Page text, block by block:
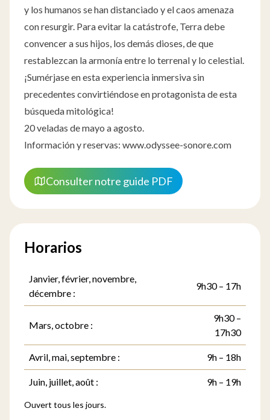
y los humanos se han distanciado y el caos amenaza
con resurgir. Para evitar la catástrofe, Terra debe
convencer a sus hijos, los demás dioses, de que
restablezcan la armonía entre lo terrenal y lo celestial.
¡Sumérjase en esta experiencia inmersiva sin
precedentes convirtiéndose en protagonista de esta
búsqueda mitológica!
20 veladas de mayo a agosto.
Información y reservas: www.odyssee-sonore.com
Consulter notre guide PDF
Horarios
Janvier, février, novembre,
décembre :
9h30 – 17h
Mars, octobre :
9h30 –
17h30
Avril, mai, septembre : 9h – 18h
Juin, juillet, août : 9h – 19h
Ouvert tous les jours.